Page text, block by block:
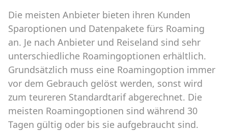
Die meisten Anbieter bieten ihren Kunden
Sparoptionen und Datenpakete fürs Roaming
an. Je nach Anbieter und Reiseland sind sehr
unterschiedliche Roamingoptionen erhältlich.
Grundsätzlich muss eine Roamingoption immer
vor dem Gebrauch gelöst werden, sonst wird
zum teureren Standardtarif abgerechnet. Die
meisten Roamingoptionen sind während 30
Tagen gültig oder bis sie aufgebraucht sind.